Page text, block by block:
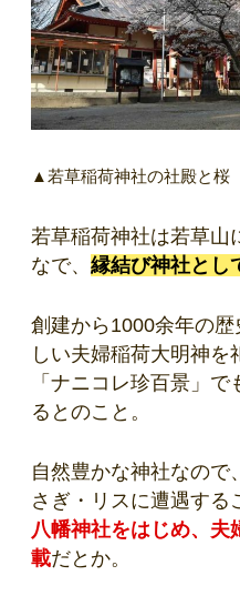
▲若草稲荷神社の社殿と桜
若草稲荷神社は若草山
なで、 縁結び神社とし
創建から1000余年の
しい夫婦稲荷大明神
「ナニコレ珍百景」
るとのこと。
自然豊かな神社なので
さぎ・リスに遭遇する
八幡神社をはじめ、夫
載だとか。